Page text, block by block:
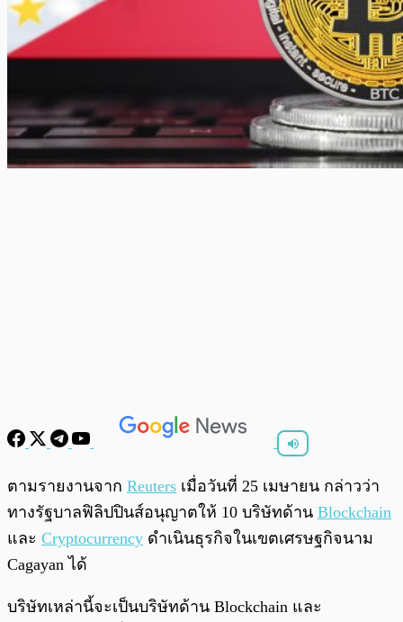
0:00
ตามรายงานจาก Reuters เมื่อวันที่ 25 เมษายน กล่าวว่า
ทางรัฐบาลฟิลิปปินส์อนุญาตให้ 10 บริษัทด้าน Blockchain
และ Cryptocurrency ดำเนินธุรกิจในเขตเศรษฐกิจนาม
Cagayan ได้
บริษัทเหล่านี้จะเป็นบริษัทด้าน Blockchain และ